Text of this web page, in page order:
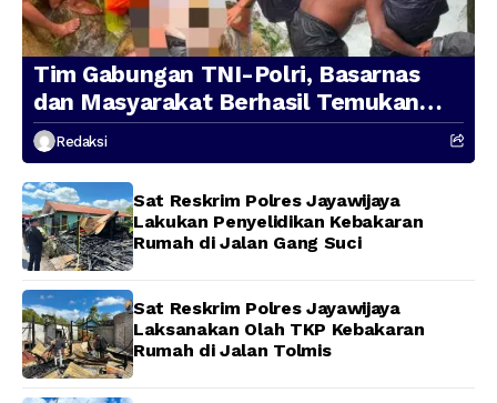
Tim Gabungan TNI-Polri, Basarnas
dan Masyarakat Berhasil Temukan
Presenter TVRI Papua Barat yang
Hilang di Sungai Memti
Redaksi
Sat Reskrim Polres Jayawijaya
Lakukan Penyelidikan Kebakaran
Rumah di Jalan Gang Suci
Sat Reskrim Polres Jayawijaya
Laksanakan Olah TKP Kebakaran
Rumah di Jalan Tolmis